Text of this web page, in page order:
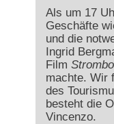
Als um 17
Geschäfte
und die
Ingrid
Film
machte. Wir
des
besteht die
Vincenzo.